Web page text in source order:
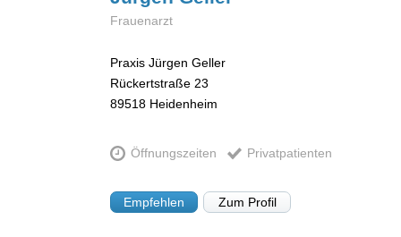
Frauenarzt
Praxis Jürgen Geller
Rückertstraße 23
89518 Heidenheim
Öffnungszeiten Privatpatienten
Empfehlen Zum Profil